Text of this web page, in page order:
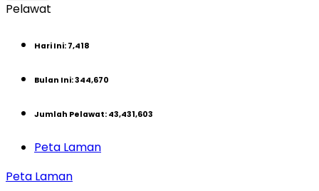
Pelawat
Hari Ini: 7,418
Bulan Ini:344,670
Jumlah Pelawat: 43,431,603
Peta Laman
Peta Laman